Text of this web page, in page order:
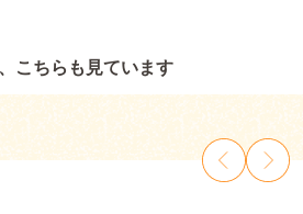
こちらも見ています